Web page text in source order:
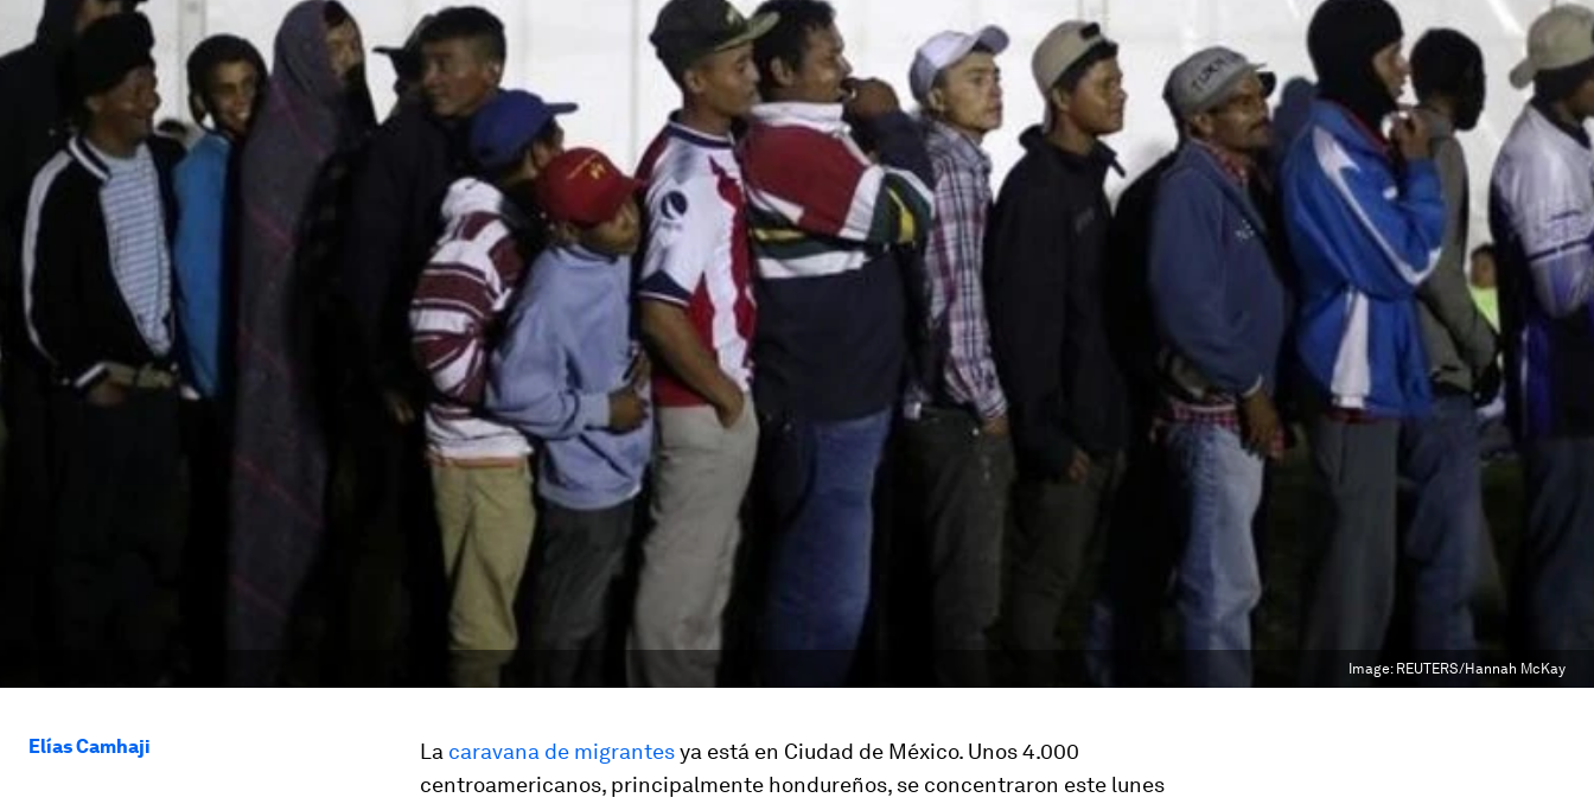
Image: REUTERS/Hannah McKay
Elías Camhaji La caravana de migrantesya está en Ciudad de México. Unos 4.000
centroamericanos, principalmente hondureños, se concentraron este lunes